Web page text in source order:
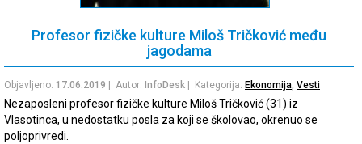
Profesor fizičke kulture Miloš Tričković među
jagodama
Objavljeno: 17.06.2019 | Autor: InfoDesk | Kategorija: Ekonomija, Vesti
Nezaposleni profesor fizičke kulture Miloš Tričković (31) iz
Vlasotinca, u nedostatku posla za koji se školovao, okrenuo se
poljoprivredi.